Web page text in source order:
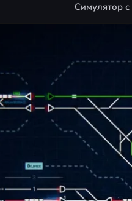
Симулятор